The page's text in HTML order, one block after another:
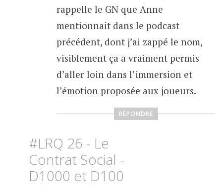
rappelle le GN que Anne
mentionnait dans le podcast
précédent, dont j’ai zappé le nom,
visiblement ça a vraiment permis
d’aller loin dans l’immersion et
l’émotion proposée aux joueurs.
RÉPONDRE
#LRQ 26 - Le
Contrat Social -
D1000 et D100